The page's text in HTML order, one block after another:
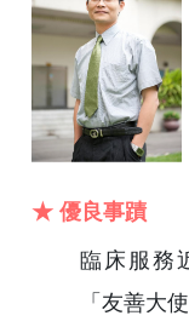
★ 優良事蹟
臨床服務
「友善大使